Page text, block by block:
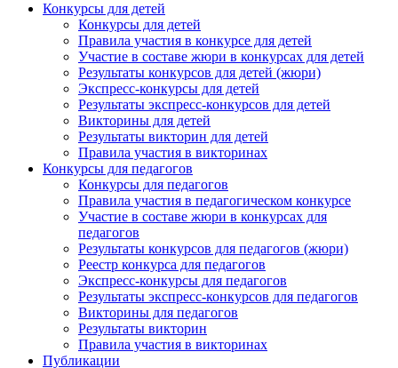
Конкурсы для детей
Конкурсы для детей
Правила участия в конкурсе для детей
Участие в составе жюри в конкурсах для детей
Результаты конкурсов для детей (жюри)
Экспресс-конкурсы для детей
Результаты экспресс-конкурсов для детей
Викторины для детей
Результаты викторин для детей
Правила участия в викторинах
Конкурсы для педагогов
Конкурсы для педагогов
Правила участия в педагогическом конкурсе
Участие в составе жюри в конкурсах для
педагогов
Результаты конкурсов для педагогов (жюри)
Реестр конкурса для педагогов
Экспресс-конкурсы для педагогов
Результаты экспресс-конкурсов для педагогов
Викторины для педагогов
Результаты викторин
Правила участия в викторинах
Публикации